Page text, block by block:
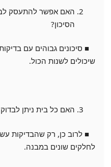
האם אפשר להתעסק
הסיכון?
■ סיכונים גבוהים עם
שיכולים לשנות הכול.
האם כל בית ניתן
■ לרוב כן, רק שהבדיקות
לחלקים שונים במבנה.